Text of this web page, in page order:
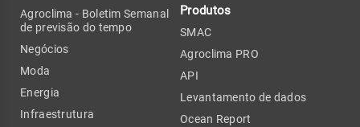
Agroclima - Boletim Semanal
de previsão do tempo
Negócios
Moda
Energia
Infraestrutura
Produtos
SMAC
Agroclima PRO
API
Levantamento de dados
Ocean Report